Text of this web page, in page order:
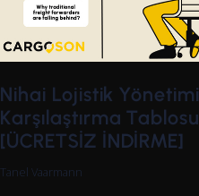
Nihai Lojistik Yönetimi
Karşılaştırma Tablosu
[ÜCRETSİZ İNDİRME]
Tanel Vaarmann